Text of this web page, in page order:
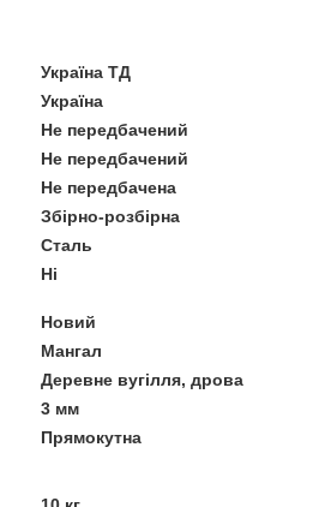
Україна ТД
Україна
Не передбачений
Не передбачений
Не передбачена
Збірно-розбірна
Сталь
Ні
Новий
Мангал
Деревне вугілля, дрова
3 мм
Прямокутна